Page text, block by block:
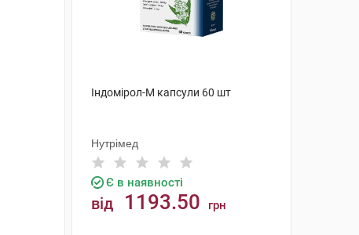
Індомірол-М капсули 60 шт
Нутрімед
Є в наявності
від 1193.50 грн